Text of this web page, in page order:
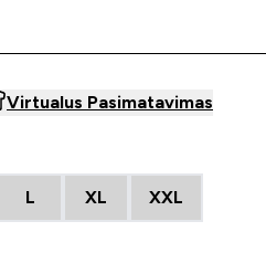
Virtualus Pasimatavimas
L XL XXL